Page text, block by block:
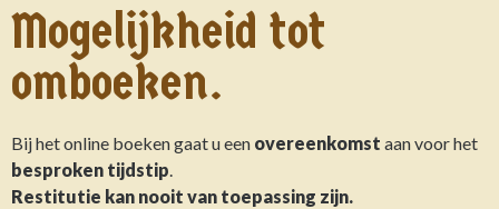
Mogelijkheid tot
omboeken.
Bij het online boeken gaat u een overeenkomst aan voor het
besproken tijdstip.
Restitutie kan nooit van toepassing zijn.